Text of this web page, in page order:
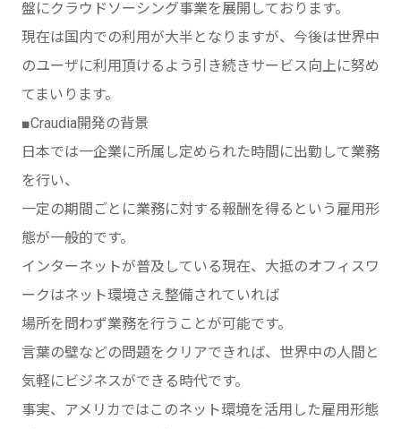
盤にクラウドソーシング事業を展開しております。
現在は国内での利用が大半となりますが、今後は世界中
のユーザに利用頂けるよう引き続きサービス向上に努め
てまいります。
■Craudia開発の背景
日本では一企業に所属し定められた時間に出勤して業務
を行い、
一定の期間ごとに業務に対する報酬を得るという雇用形
態が一般的です。
インターネットが普及している現在、大抵のオフィスワ
ークはネット環境さえ整備されていれば
場所を問わず業務を行うことが可能です。
言葉の壁などの問題をクリアできれば、世界中の人間と
気軽にビジネスができる時代です。
事実、アメリカではこのネット環境を活用した雇用形態